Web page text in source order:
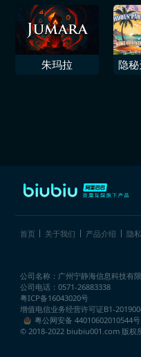
朱玛拉
隐秘
首页 关于我们 产品介绍 隐
公司名称：广州宁静海信息科技有
公司电话：0571-26883338
粤ICP备16043020号
增值电信业务经营许可证B1-
粤公网安备 44010602010544号
© 2018-2022 biubiu001.com 版权